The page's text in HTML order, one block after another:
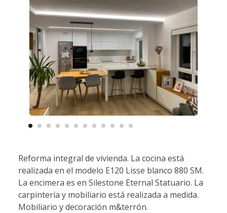
Reforma integral de vivienda. La cocina está
realizada en el modelo E120 Lisse blanco 880 SM.
La encimera es en Silestone Eternal Statuario. La
carpintería y mobiliario está realizada a medida.
Mobiliario y decoración m&terrón.